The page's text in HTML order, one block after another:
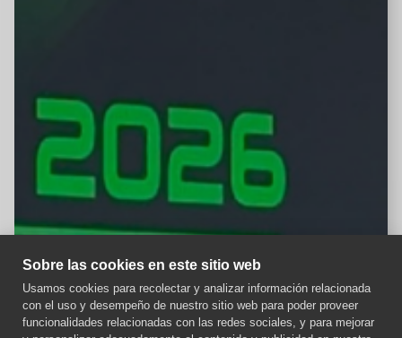
Sobre las cookies en este sitio web
Usamos cookies para recolectar y analizar información relacionada
con el uso y desempeño de nuestro sitio web para poder proveer
funcionalidades relacionadas con las redes sociales, y para mejorar
Aviso importante